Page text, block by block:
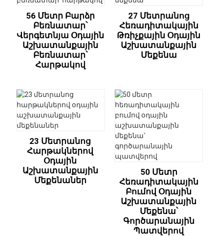
56 Մետր Բարձր
Բեռնատար՝
Վերգետնյա Օդային
Աշխատանքային
Բեռնատար՝
Հարթակով
27 Մետրանոց
Հեռադիտակային
Թռիչքային Օդային
Աշխատանքային
Մեքենա
23 Մետրանոց
Հարթակներով
Օդային
Աշխատանքային
Մեքենաներ
50 Մետր
Հեռադիտակային
Բումով Օդային
Աշխատանքային
Մեքենա՝
Գործարանային
Պատվերով